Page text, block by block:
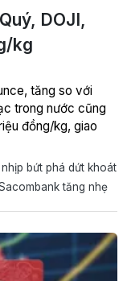
DOJI,
kg
tăng so với
trong nước cũng
đồng/kg, giao
bứt phá dứt khoát
tăng nhẹ